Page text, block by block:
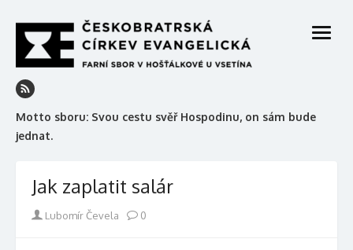
to
content
Motto sboru: Svou cestu svěř Hospodinu, on sám bude
jednat.
open
Jak zaplatit salár
Author
Lubomír Čevela 0